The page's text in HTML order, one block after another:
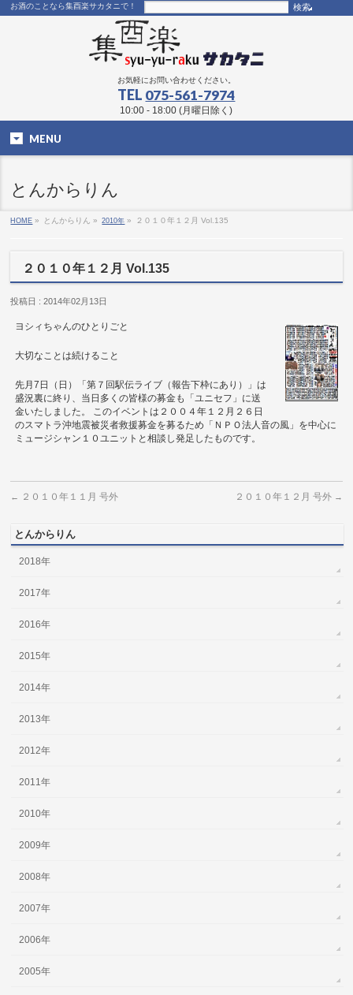
お酒のことなら集酉楽サカタニで！
お気軽にお問い合わせください。
TEL 075-561-7974
10:00 - 18:00 (月曜日除く)
MENU
とんからりん
HOME » とんからりん » 2010年 » ２０１０年１２月 Vol.135
２０１０年１２月 Vol.135
投稿日 : 2014年02月13日
ヨシィちゃんのひとりごと
大切なことは続けること
先月7日（日）「第７回駅伝ライブ（報告下枠にあり）」は
盛況裏に終り、当日多くの皆様の募金も「ユニセフ」に送
金いたしました。 このイベントは２００４年１２月２６日
のスマトラ沖地震被災者救援募金を募るため「ＮＰＯ法人音の風」を中心に
ミュージシャン１０ユニットと相談し発足したものです。
← ２０１０年１１月 号外 ２０１０年１２月 号外 →
とんからりん
2018年
2017年
2016年
2015年
2014年
2013年
2012年
2011年
2010年
2009年
2008年
2007年
2006年
2005年